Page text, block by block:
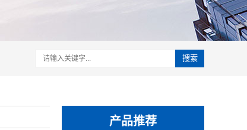
搜索
产品推荐